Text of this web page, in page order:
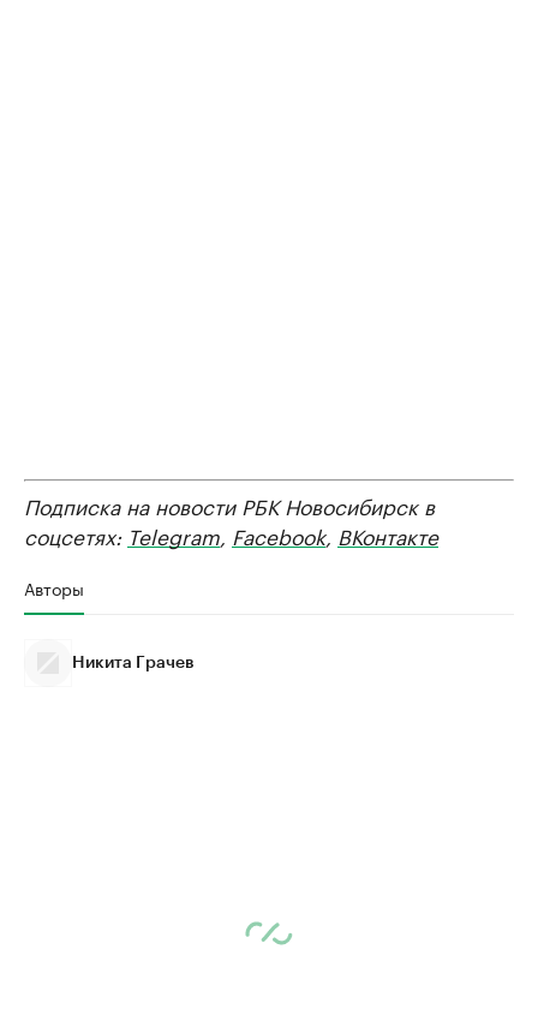
Подписка на новости РБК Новосибирск в
соцсетях: Telegram Facebook, ВКонтакте
Авторы
Никита Грачев